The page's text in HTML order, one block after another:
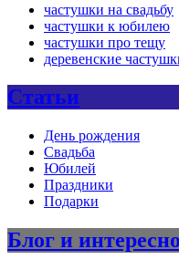
частушки на свадьбу
частушки к юбилею
частушки про тещу
деревенские
Статьи
День рождения
Свадьба
Юбилей
Праздники
Подарки
Блог и